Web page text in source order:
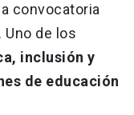
convocatoria
Uno de los
inclusión y
de educación